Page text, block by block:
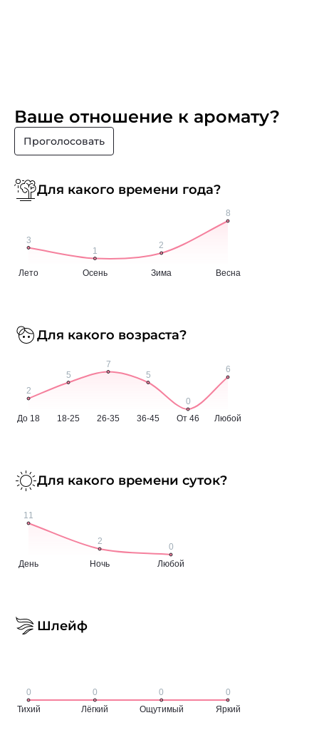
Ваше отношение к аромату?
Проголосовать
Для какого времени года?
Для какого возраста?
Для какого времени суток?
Шлейф